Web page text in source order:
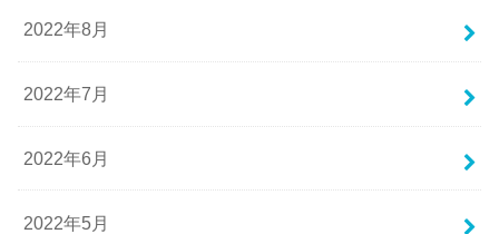
2022年8月
2022年7月
2022年6月
2022年5月